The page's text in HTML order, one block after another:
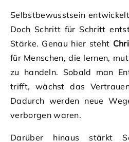
Selbstbewusstsein
Doch Schritt für Schritt
Stärke. Genau hier steht
für Menschen, die lernen,
zu handeln. Sobald man
trifft, wächst das
Dadurch werden neue
verborgen waren.
Darüber hinaus stärkt